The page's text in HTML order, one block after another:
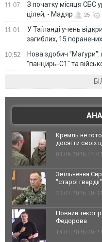
11:07
З початку місяця СБС
цілей, - Мадяр
25
11:01
У Таїланді учень
загиблих, 15 поранених
10:52
Нова здобич
"панцирь-С1" та
Кремль не
досягти своїх
03.08.2026 13:02
Звільнення
"старої
23.07.2026 10:32
Повний текст
Федорова
18.07.2026 09:27